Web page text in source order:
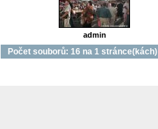
admin
Počet souborů: 16 na 1 stránce(kách)